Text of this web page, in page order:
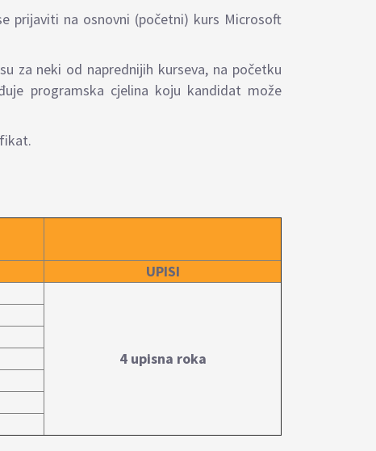
prijaviti na osnovni (početni) kurs Microsoft
za neki od naprednijih kurseva, na početku
programska cjelina koju kandidat može
UPISI
4 upisna roka